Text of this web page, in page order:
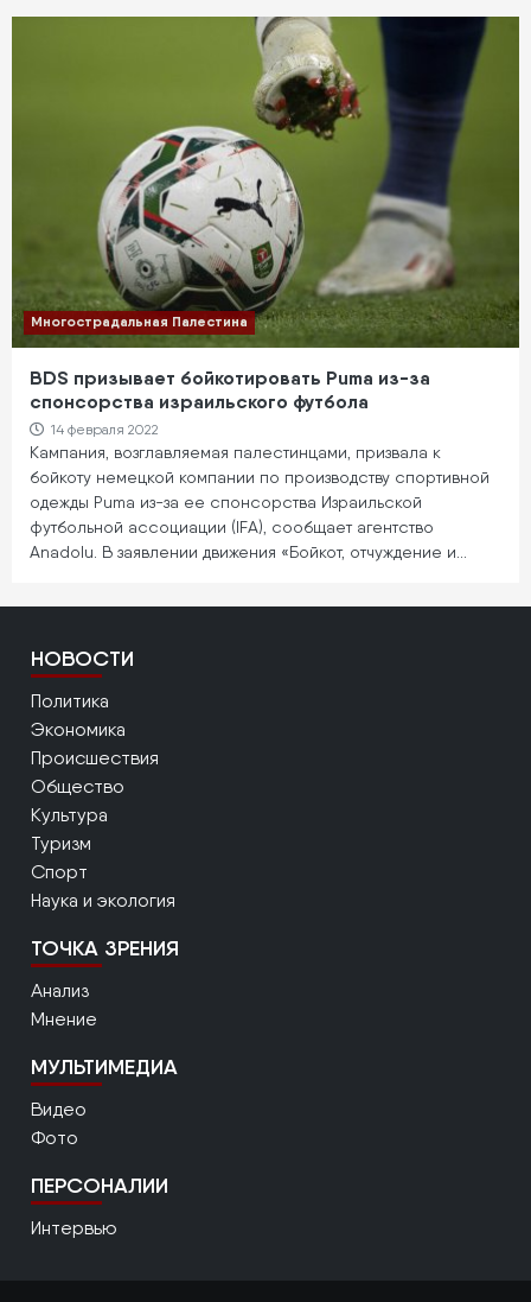
Многострадальная Палестина
BDS призывает бойкотировать Puma из-за
спонсорства израильского футбола
14 февраля 2022
Кампания, возглавляемая палестинцами, призвала к
бойкоту немецкой компании по производству спортивной
одежды Puma из-за ее спонсорства Израильской
футбольной ассоциации (IFA), сообщает агентство
Anadolu. В заявлении движения «Бойкот, отчуждение и…
НОВОСТИ
Политика
Экономика
Происшествия
Общество
Культура
Туризм
Спорт
Наука и экология
ТОЧКА ЗРЕНИЯ
Анализ
Мнение
МУЛЬТИМЕДИА
Видео
Фото
ПЕРСОНАЛИИ
Интервью